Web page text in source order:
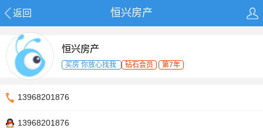
返回 恒兴房产
恒兴房产
买房 你放心找我 钻石会员 第7年
13968201876
13968201876